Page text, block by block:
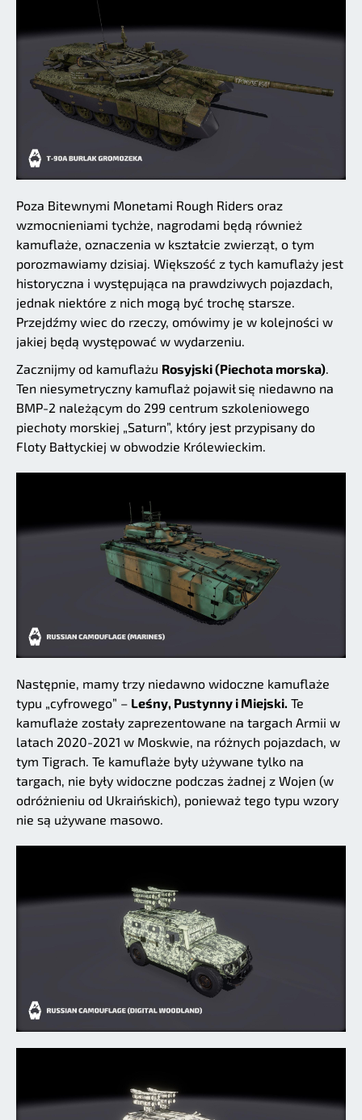
Poza Bitewnymi Monetami Rough Riders oraz
wzmocnieniami tychże, nagrodami będą również
kamuflaże, oznaczenia w kształcie zwierząt, o tym
porozmawiamy dzisiaj. Większość z tych kamuflaży jest
historyczna i występująca na prawdziwych pojazdach,
jednak niektóre z nich mogą być trochę starsze.
Przejdźmy wiec do rzeczy, omówimy je w kolejności w
jakiej będą występować w wydarzeniu.
Zacznijmy od kamuflażu Rosyjski (Piechota morska).
Ten niesymetryczny kamuflaż pojawił się niedawno na
BMP-2 należącym do 299 centrum szkoleniowego
piechoty morskiej „Saturn”, który jest przypisany do
Floty Bałtyckiej w obwodzie Królewieckim.
Następnie, mamy trzy niedawno widoczne kamuflaże
typu „cyfrowego” – Leśny, Pustynny i Miejski. Te
kamuflaże zostały zaprezentowane na targach Armii w
latach 2020-2021 w Moskwie, na różnych pojazdach, w
tym Tigrach. Te kamuflaże były używane tylko na
targach, nie były widoczne podczas żadnej z Wojen (w
odróżnieniu od Ukraińskich), ponieważ tego typu wzory
nie są używane masowo.